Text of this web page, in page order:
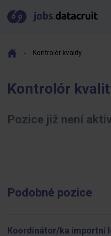
Kontrolór kvality
Kontrolór
Pozice již není
Podobné pozice
Koordinátor/ka importní